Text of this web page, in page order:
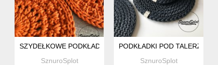
SZYDEŁKOWE PODKŁADKI ZE SZNURKA BAWEŁNIANEGO 3
SznuroSplot
PODKŁADKI POD TALERZE 8
SznuroSplot